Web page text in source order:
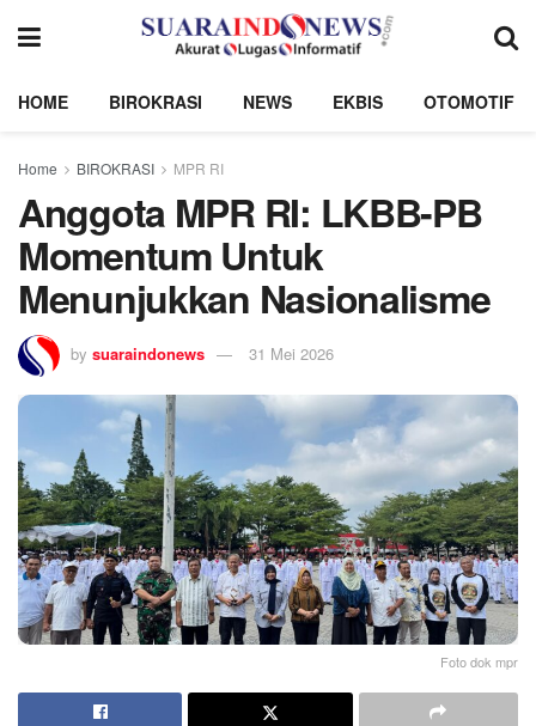
HOME BIROKRASI NEWS EKBIS OTOMOTIF
Home BIROKRASI MPR RI
Anggota MPR RI: LKBB-PB
Momentum Untuk
Menunjukkan Nasionalisme
by suaraindonews 31 Mei 2026
Foto dok mpr